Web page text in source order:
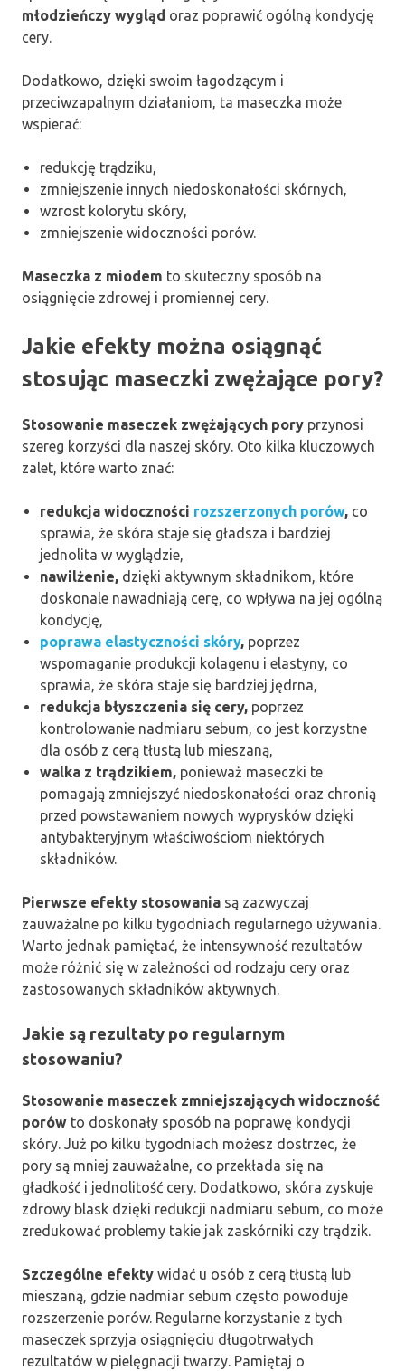
młodzieńczy wygląd oraz poprawić ogólną kondycję
cery.
Dodatkowo, dzięki swoim łagodzącym i
przeciwzapalnym działaniom, ta maseczka może
wspierać:
redukcję trądziku,
zmniejszenie innych niedoskonałości skórnych,
wzrost kolorytu skóry,
zmniejszenie widoczności porów.
Maseczka z miodem to skuteczny sposób na
osiągnięcie zdrowej i promiennej cery.
Jakie efekty można osiągnąć
stosując maseczki zwężające pory?
Stosowanie maseczek zwężających pory przynosi
szereg korzyści dla naszej skóry. Oto kilka kluczowych
zalet, które warto znać:
redukcja widoczności rozszerzonych porów, co
sprawia, że skóra staje się gładsza i bardziej
jednolita w wyglądzie,
nawilżenie, dzięki aktywnym składnikom, które
doskonale nawadniają cerę, co wpływa na jej ogólną
kondycję,
poprawa elastyczności skóry, poprzez
wspomaganie produkcji kolagenu i elastyny, co
sprawia, że skóra staje się bardziej jędrna,
redukcja błyszczenia się cery, poprzez
kontrolowanie nadmiaru sebum, co jest korzystne
dla osób z cerą tłustą lub mieszaną,
walka z trądzikiem, ponieważ maseczki te
pomagają zmniejszyć niedoskonałości oraz chronią
przed powstawaniem nowych wyprysków dzięki
antybakteryjnym właściwościom niektórych
składników.
Pierwsze efekty stosowania są zazwyczaj
zauważalne po kilku tygodniach regularnego używania.
Warto jednak pamiętać, że intensywność rezultatów
może różnić się w zależności od rodzaju cery oraz
zastosowanych składników aktywnych.
Jakie są rezultaty po regularnym
stosowaniu?
Stosowanie maseczek zmniejszających widoczność
porów to doskonały sposób na poprawę kondycji
skóry. Już po kilku tygodniach możesz dostrzec, że
pory są mniej zauważalne, co przekłada się na
gładkość i jednolitość cery. Dodatkowo, skóra zyskuje
zdrowy blask dzięki redukcji nadmiaru sebum, co może
zredukować problemy takie jak zaskórniki czy trądzik.
Szczególne efekty widać u osób z cerą tłustą lub
mieszaną, gdzie nadmiar sebum często powoduje
rozszerzenie porów. Regularne korzystanie z tych
maseczek sprzyja osiągnięciu długotrwałych
rezultatów w pielęgnacji twarzy. Pamiętaj o